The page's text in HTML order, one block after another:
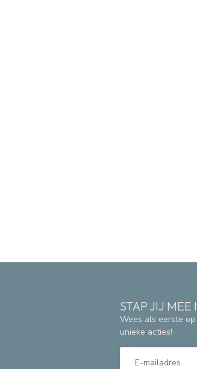
STAP JIJ
Wees als eerste
unieke acties!